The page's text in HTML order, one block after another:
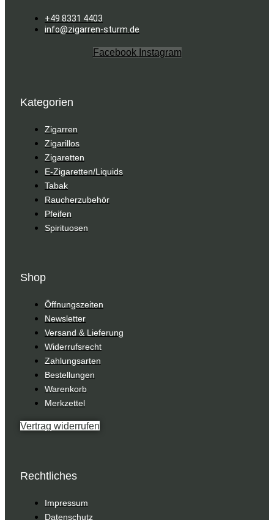
+49 8331 4403
info@zigarren-sturm.de
Facebook Instagram
Kategorien
Zigarren
Zigarillos
Zigaretten
E-Zigaretten/Liquids
Tabak
Raucherzubehör
Pfeifen
Spirituosen
Shop
Öffnungszeiten
Newsletter
Versand & Lieferung
Widerrufsrecht
Zahlungsarten
Bestellungen
Warenkorb
Merkzettel
Vertrag widerrufen
Rechtliches
Impressum
Datenschutz